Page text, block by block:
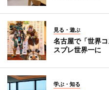
見る・遊ぶ
名古屋で「世界
スプレ世界一に
学ぶ・知る